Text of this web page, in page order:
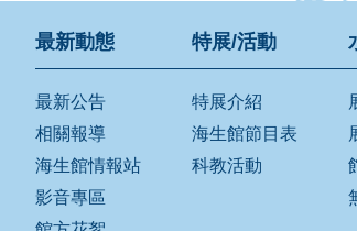
最新動態
最新公告
相關報導
海生館情報站
影音專區
特展/活動
特展介紹
海生館節目表
科教活動